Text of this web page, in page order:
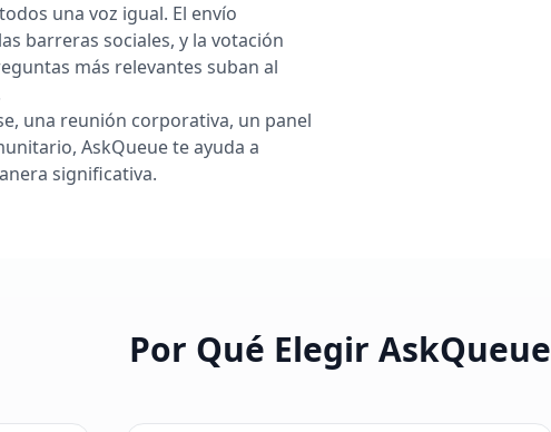
una voz igual. El envío
barreras sociales, y la votación
más relevantes suban al
una reunión corporativa, un panel
AskQueue te ayuda a
significativa.
Por Qué Elegir AskQueue